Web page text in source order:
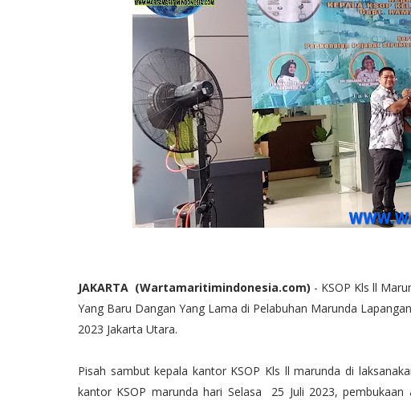
JAKARTA (Wartamaritimindonesia.com) - KSOP Kls ll
Yang Baru Dangan Yang Lama di Pelabuhan Marunda
2023 Jakarta Utara.
Pisah sambut kepala kantor KSOP Kls ll marunda di
kantor KSOP marunda hari Selasa 25 Juli 2023,